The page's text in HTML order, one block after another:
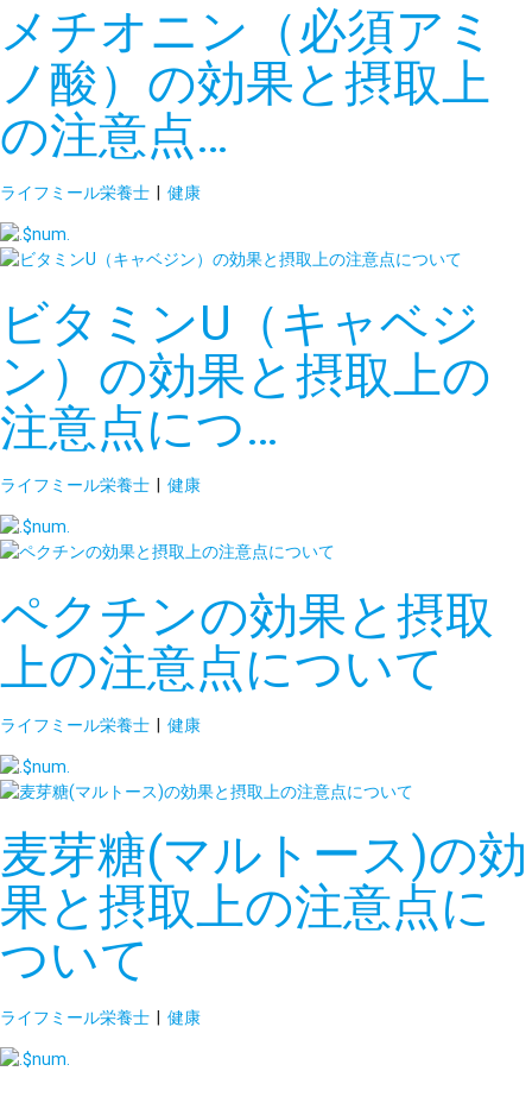
メチオニン（必須アミ
ノ酸）の効果と摂取上
の注意点…
ライフミール栄養士 健康
ビタミンU（キャベジ
ン）の効果と摂取上の
注意点につ…
ライフミール栄養士 | 健康
ペクチンの効果と摂取
上の注意点について
ライフミール栄養士 | 健康
麦芽糖(マルトース)の効
果と摂取上の注意点に
ついて
ライフミール栄養士 | 健康